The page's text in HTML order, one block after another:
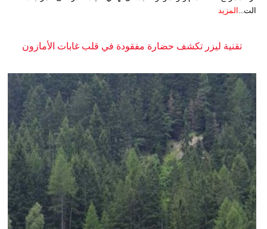
الت... المزيد
تقنية ليزر تكشف حضارة مفقودة في قلب غابات الأمازون